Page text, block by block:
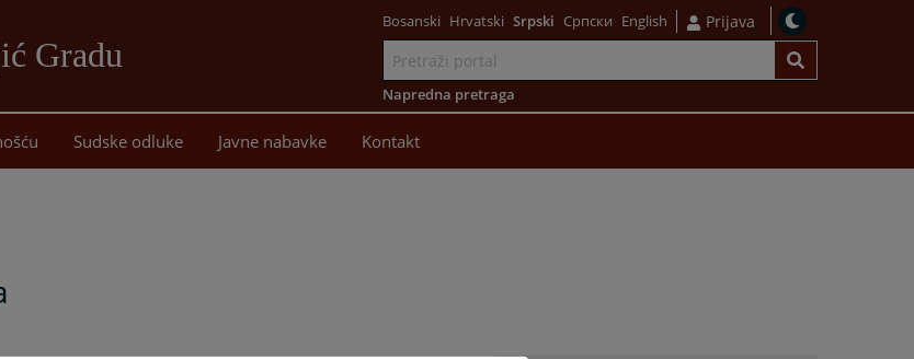
Gradu
sadržaj
Bosanski Hrvatski Srpski Српски English Prijava
Napredna pretraga
Sudske odluke Javne nabavke Kontakt